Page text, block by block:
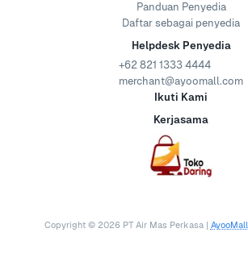
Panduan Penyedia
Daftar sebagai penyedia
Helpdesk Penyedia
+62 821 1333 4444
merchant@ayoomall.com
Ikuti Kami
Kerjasama
Copyright © 2026 PT Air Mas Perkasa | AyooMall